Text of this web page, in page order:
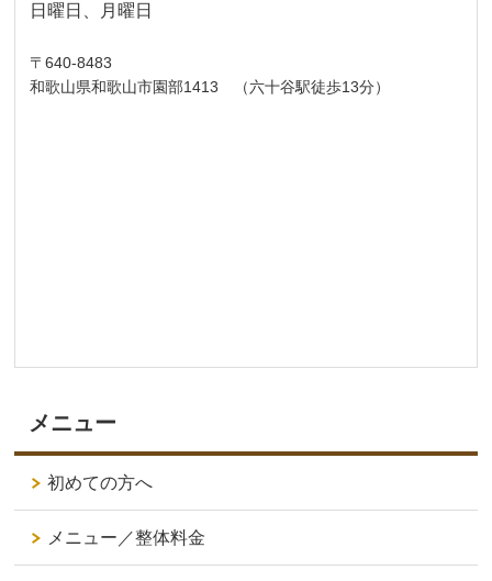
日曜日、月曜日
〒640-8483
和歌山県和歌山市園部1413 （六十谷駅徒歩13分）
メニュー
初めての方へ
メニュー／整体料金